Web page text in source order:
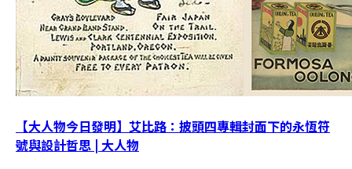
【大人物今日發明】艾比路：披頭四專輯封面下的永恆符
號與設計哲思 | 大人物